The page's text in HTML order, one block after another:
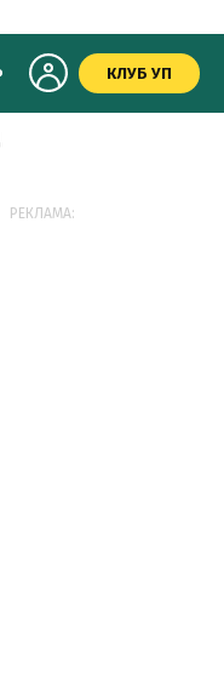
КЛУБ УП
РЕКЛАМА: